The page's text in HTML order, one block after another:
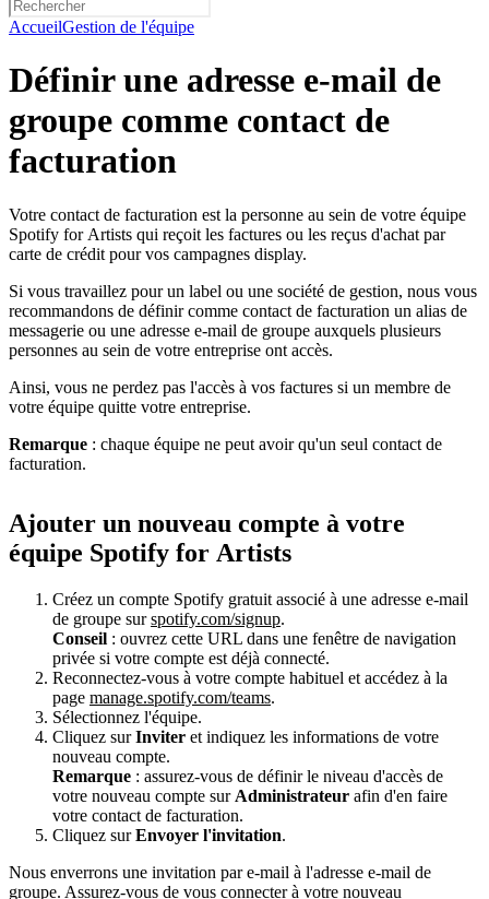
AccueilGestion de l'équipe
Définir une adresse e-mail de
groupe comme contact de
facturation
Votre contact de facturation est la personne au sein de votre équipe
Spotify for Artists qui reçoit les factures ou les reçus d'achat par
carte de crédit pour vos campagnes display.
Si vous travaillez pour un label ou une société de gestion, nous vous
recommandons de définir comme contact de facturation un alias de
messagerie ou une adresse e-mail de groupe auxquels plusieurs
personnes au sein de votre entreprise ont accès.
Ainsi, vous ne perdez pas l'accès à vos factures si un membre de
votre équipe quitte votre entreprise.
Remarque : chaque équipe ne peut avoir qu'un seul contact de
facturation.
Ajouter un nouveau compte à votre
équipe Spotify for Artists
Créez un compte Spotify gratuit associé à une adresse e-mail
de groupe surspotify.com/signup.
Conseil : ouvrez cette URL dans une fenêtre de navigation
privée si votre compte est déjà connecté.
Reconnectez-vous à votre compte habituel et accédez à la
page manage.spotify.com/teams.
Sélectionnez l'équipe.
Cliquez surInviter et indiquez les informations de votre
nouveau compte.
Remarque : assurez-vous de définir le niveau d'accès de
votre nouveau compte sur Administrateur afin d'en faire
votre contact de facturation.
Cliquez surEnvoyer l'invitation.
Nous enverrons une invitation par e-mail à l'adresse e-mail de
groupe. Assurez-vous de vous connecter à votre nouveau